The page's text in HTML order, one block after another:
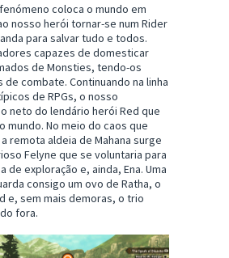
coloca o mundo em
nosso herói tornar-se num Rider
para salvar tudo e todos.
capazes de domesticar
de Monsties, tendo-os
combate. Continuando na linha
de RPGs, o nosso
neto do lendário herói Red que
mundo. No meio do caos que
remota aldeia de Mahana surge
Felyne que se voluntaria para
de exploração e, ainda, Ena. Uma
consigo um ovo de Ratha, o
e, sem mais demoras, o trio
fora.